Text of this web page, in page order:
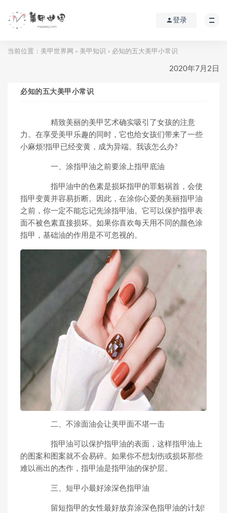
登录
当前位置： 美甲世界网 > 美甲知识 > 必知的五大美甲小常识
2020年7月2日
必知的五大美甲小常识
精致美丽的美甲艺术确实吸引了女孩的注意
力。在享受美甲乐趣的同时，它也给女孩们带来了一些
小麻烦!指甲已经变黄，成为异端。我该怎么办?
一、涂指甲油之前要涂上指甲底油
指甲油中的色素是损坏指甲的罪魁祸首，会使
指甲变黄并容易折断。因此，在涂你心爱的美丽指甲油
之前，你一定不能忘记先涂指甲油。它可以保护指甲表
面不被色素直接损坏。如果你喜欢每天用不同的颜色涂
指甲，基础油的作用是不可忽视的。
二、不涂面油会让美甲面不堪一击
指甲油可以保护指甲油的表面，这样指甲油上
的图案和图案就不会易碎。如果你不想划伤或损坏那些
难以画出的杰作，指甲油是指甲油的保护层。
三、短甲小最好涂深色指甲油
留短指甲的女性最好放弃涂深色指甲油的计划!